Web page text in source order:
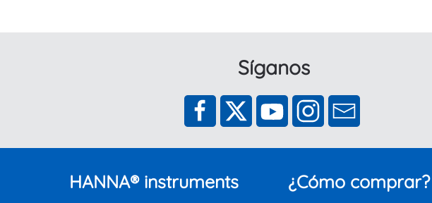
Síganos
HANNA® instruments ¿Cómo comprar?